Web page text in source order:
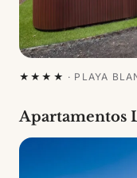
★★★★ · PLAYA
Apartamentos